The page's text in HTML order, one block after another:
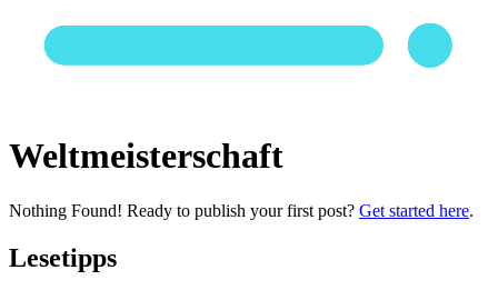
Weltmeisterschaft
Nothing Found! Ready to publish your first post? Get started here.
Lesetipps